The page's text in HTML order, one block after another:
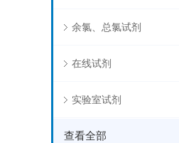
余氯、总氯试剂
在线试剂
实验室试剂
查看全部